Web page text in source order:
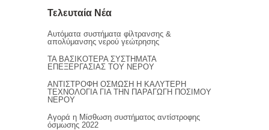
Τελευταία Νέα
Αυτόματα συστήματα φίλτρανσης &
απολύμανσης νερού γεώτρησης
ΤΑ ΒΑΣΙΚΟΤΕΡΑ ΣΥΣΤΗΜΑΤΑ
ΕΠΕΞΕΡΓΑΣΙΑΣ ΤΟΥ ΝΕΡΟΥ
ΑΝΤΙΣΤΡΟΦΗ ΟΣΜΩΣΗ Η ΚΑΛΥΤΕΡΗ
ΤΕΧΝΟΛΟΓΙΑ ΓΙΑ ΤΗΝ ΠΑΡΑΓΩΓΗ ΠΟΣΙΜΟΥ
ΝΕΡΟΥ
Αγορά η Μίσθωση συστήματος αντίστροφης
όσμωσης 2022